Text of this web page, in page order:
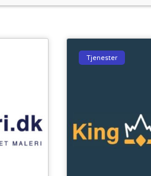
Tjenester